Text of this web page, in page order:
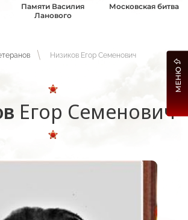
Памяти Василия
Ланового
Московская битва
Низиков Егор Семенович
Егор Семенович
МЕНЮ